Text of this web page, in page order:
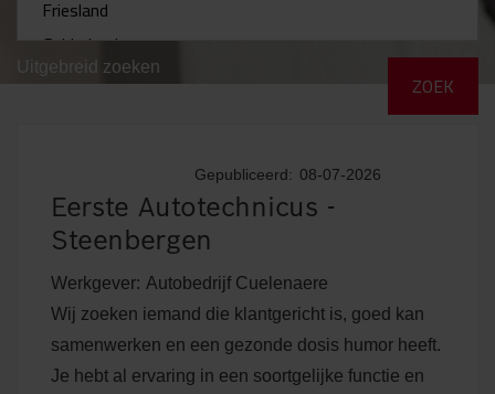
Uitgebreid zoeken
Gepubliceerd: 08-07-2026
Eerste Autotechnicus -
Steenbergen
Werkgever: Autobedrijf Cuelenaere
Wij zoeken iemand die klantgericht is, goed kan
samenwerken en een gezonde dosis humor heeft.
Je hebt al ervaring in een soortgelijke functie en